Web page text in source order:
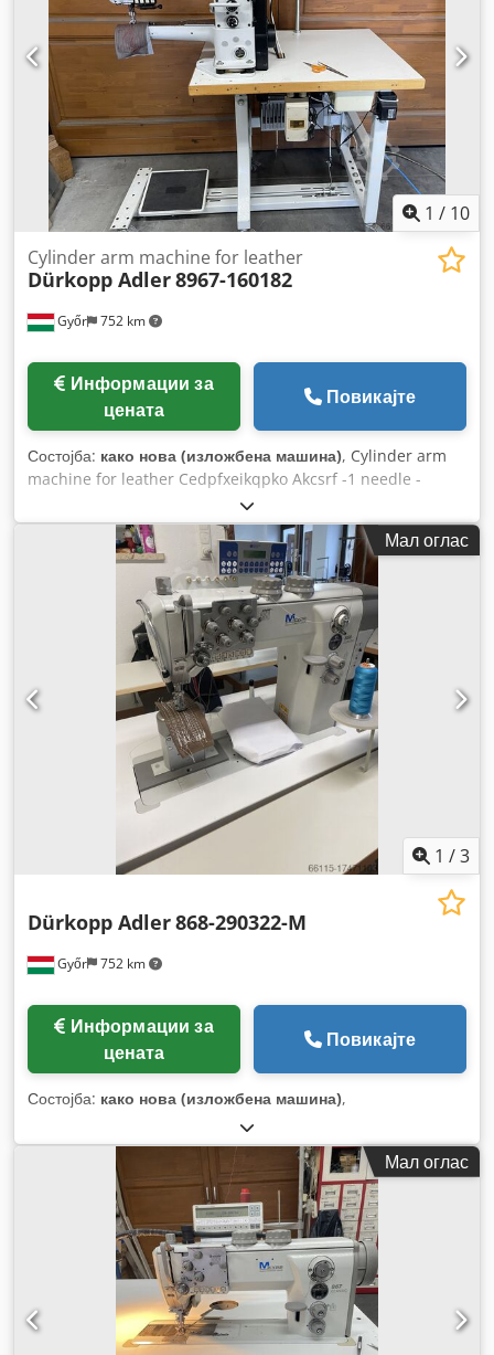
1 / 10
Győr 752 km
Cylinder arm machine for leather
Dürkopp Adler8967-160182
цената
Повикајте
Состојба: како нова (изложбена машина), Cylinder arm
machine for leather Cedpfxeikqpko Akcsrf -1 needle -
Thread trimmer -3 transport -220v -Efka motor
Мал оглас
1 /3
Győr 752 km
Dürkopp Adler868-290322-M
цената
Повикајте
Состојба: како нова (изложбена машина),
Мал оглас